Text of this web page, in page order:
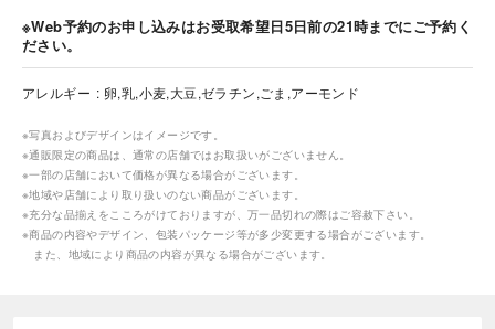
※Web予約のお申し込みはお受取希望日5日前の21時までにご予約く
ださい。
アレルギー 卵,乳,小麦,大豆,ゼラチン,ごま,アーモンド
※写真およびデザインはイメージです。
※通販限定の商品は、通常の店舗ではお取扱いがございません。
※一部の店舗において価格が異なる場合がございます。
※地域や店舗により取り扱いのない商品がございます。
※充分な品揃えをこころがけておりますが、万一品切れの際はご容赦下さい。
※商品の内容やデザイン、包装パッケージ等が多少変更する場合がございます。
また、地域により商品の内容が異なる場合がございます。